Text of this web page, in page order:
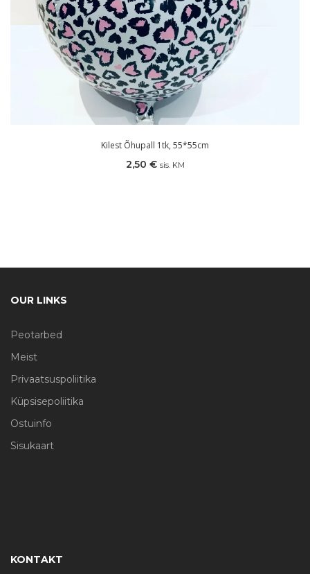
Kilest Õhupall 1tk, 55*55cm
2,50 € sis. KM
OUR LINKS
Peotarbed
Meist
Privaatsuspoliitika
Küpsisepoliitika
Ostuinfo
Sisukaart
KONTAKT